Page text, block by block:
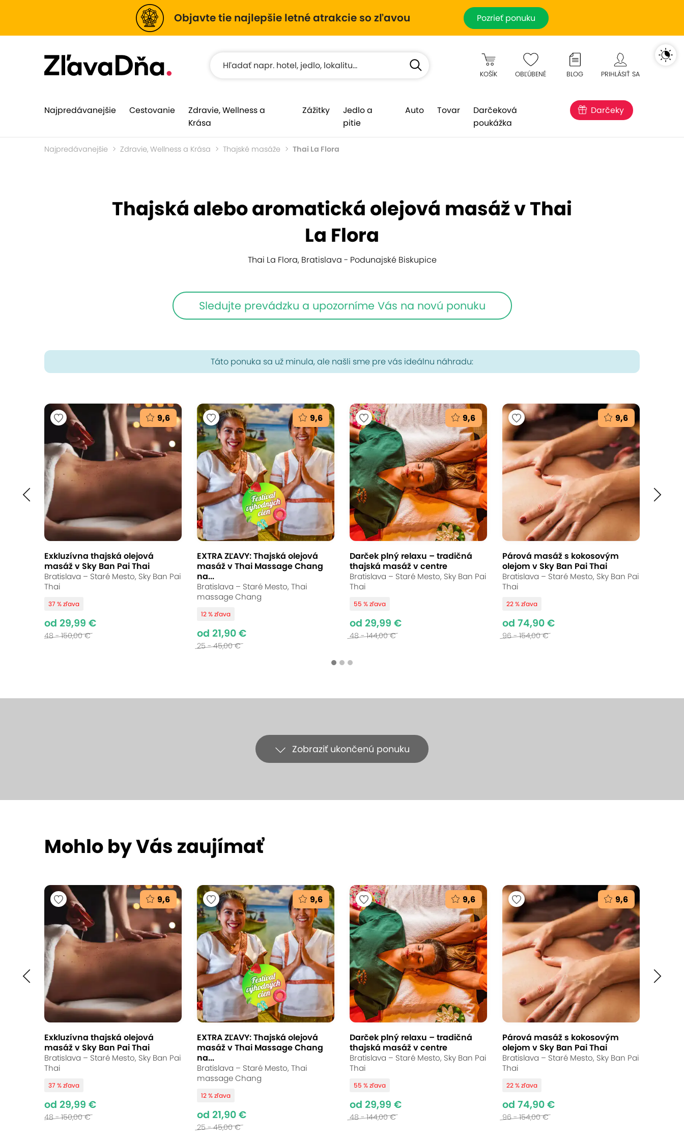
Objavte tie najlepšie letné atrakcie so zľavou Pozrieť ponuku
KOŠÍK OBĽÚBENÉ BLOG PRIHLÁSIŤ SA
Najpredávanejšie Cestovanie
Zdravie, Wellness a
Krása
Zážitky
Jedlo a
pitie
Auto Tovar
Darčeková
poukážka
Darčeky
Najpredávanejšie Zdravie, Wellness a Krása Thajské masáže Thai La Flora
Thajská alebo aromatická olejová masáž v Thai
La Flora
Thai La Flora, Bratislava - Podunajské Biskupice
Sledujte prevádzku a upozorníme Vás na novú ponuku
Táto ponuka sa už minula, ale našli sme pre vás ideálnu náhradu:
9,6
Exkluzívna thajská olejová
masáž v Sky Ban Pai Thai
Bratislava – Staré Mesto, Sky Ban Pai
Thai
37 % zľava
od 29,99 €
48 - 150,00 €
9,6
EXTRA ZĽAVY: Thajská olejová
masáž v Thai Massage Chang
na...
Bratislava – Staré Mesto, Thai
massage Chang
12 % zľava
od 21,90 €
25 - 45,00 €
9,6
Darček plný relaxu – tradičná
thajská masáž v centre
Bratislava – Staré Mesto, Sky Ban Pai
Thai
55 % zľava
od 29,99 €
48 - 144,00 €
9,6
Párová masáž s kokosovým
olejom v Sky Ban Pai Thai
Bratislava – Staré Mesto, Sky Ban Pai
Thai
22 % zľava
od 74,90 €
96 - 154,00 €
Zobraziť ukončenú ponuku
Thajská alebo aromatická olejová masáž
v Thai La Flora
Thai La Flora, Bratislava - Podunajské Biskupice(mapa)
9.6Vynikajúce hodnotenie
Ukončené
od 16,90 €
Až 32 % zľava Bežná cena: 25 - 55,00 €
Vydajte sa na cestu plnú oddychu a harmónie! V Thai La Flora na vás čaká thajská alebo aromatická olejová masáž, ktorá
uvoľní vaše svaly, zharmonizuje telo a pohladí dušu. Doprajte si chvíle, kde sa exotické techniky a voňavé oleje spoja v
dokonalý relaxačný zážitok. Nechajte stres odplávať a načerpajte novú energiu.
Mohlo by Vás zaujímať
9,6
Exkluzívna thajská olejová
masáž v Sky Ban Pai Thai
Bratislava – Staré Mesto, Sky Ban Pai
Thai
37 % zľava
od 29,99 €
48 - 150,00 €
9,6
EXTRA ZĽAVY: Thajská olejová
masáž v Thai Massage Chang
na...
Bratislava – Staré Mesto, Thai
massage Chang
12 % zľava
od 21,90 €
25 - 45,00 €
9,6
Darček plný relaxu – tradičná
thajská masáž v centre
Bratislava – Staré Mesto, Sky Ban Pai
Thai
55 % zľava
od 29,99 €
48 - 144,00 €
9,6
Párová masáž s kokosovým
olejom v Sky Ban Pai Thai
Bratislava – Staré Mesto, Sky Ban Pai
Thai
22 % zľava
od 74,90 €
96 - 154,00 €